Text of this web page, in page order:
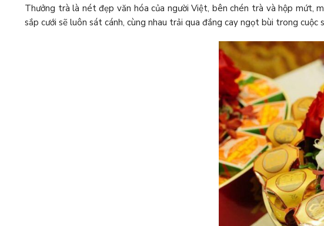
Thưởng trà là nét đẹp văn hóa của người Việt, bên chén trà và hộp mứt,
sắp cưới sẽ luôn sát cánh, cùng nhau trải qua đắng cay ngọt bùi trong cuộc